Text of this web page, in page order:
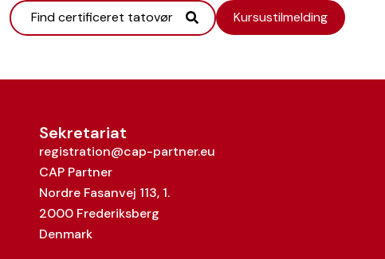
Find certificeret tatovør Kursustilmelding
Sekretariat
registration@cap-partner.eu
CAP Partner
Nordre Fasanvej 113, 1.
2000 Frederiksberg
Denmark